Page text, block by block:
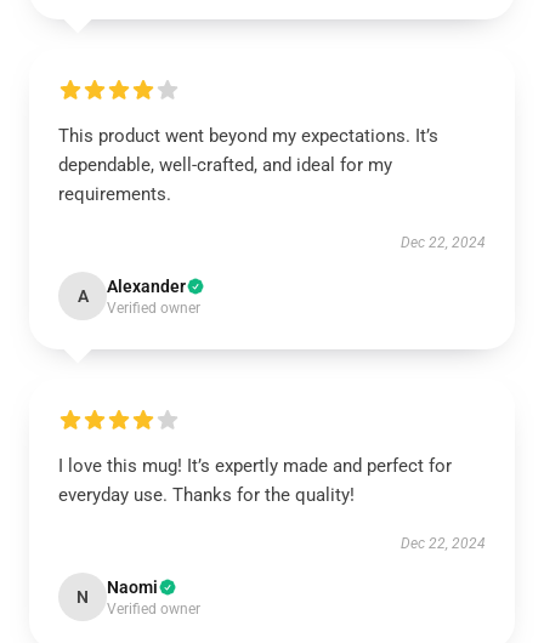
This product went beyond my expectations. It’s
dependable, well-crafted, and ideal for my
requirements.
Dec 22, 2024
A Alexander
Verified owner
I love this mug! It’s expertly made and perfect for
everyday use. Thanks for the quality!
Dec 22, 2024
N Naomi
Verified owner